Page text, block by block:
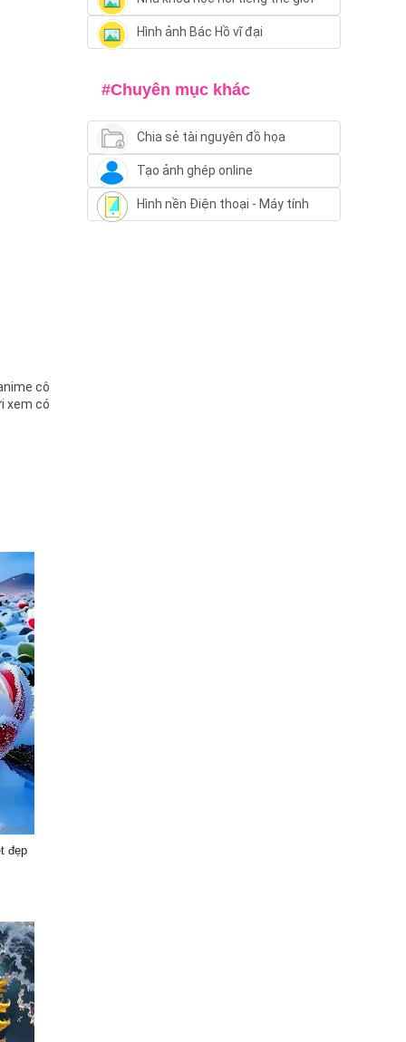
cô
xem có
đẹp
Hình ảnh Bác Hồ vĩ đại
#Chuyên mục khác
Chia sẻ tài nguyên đồ họa
Tạo ảnh ghép online
Hình nền Điện thoại - Máy tính